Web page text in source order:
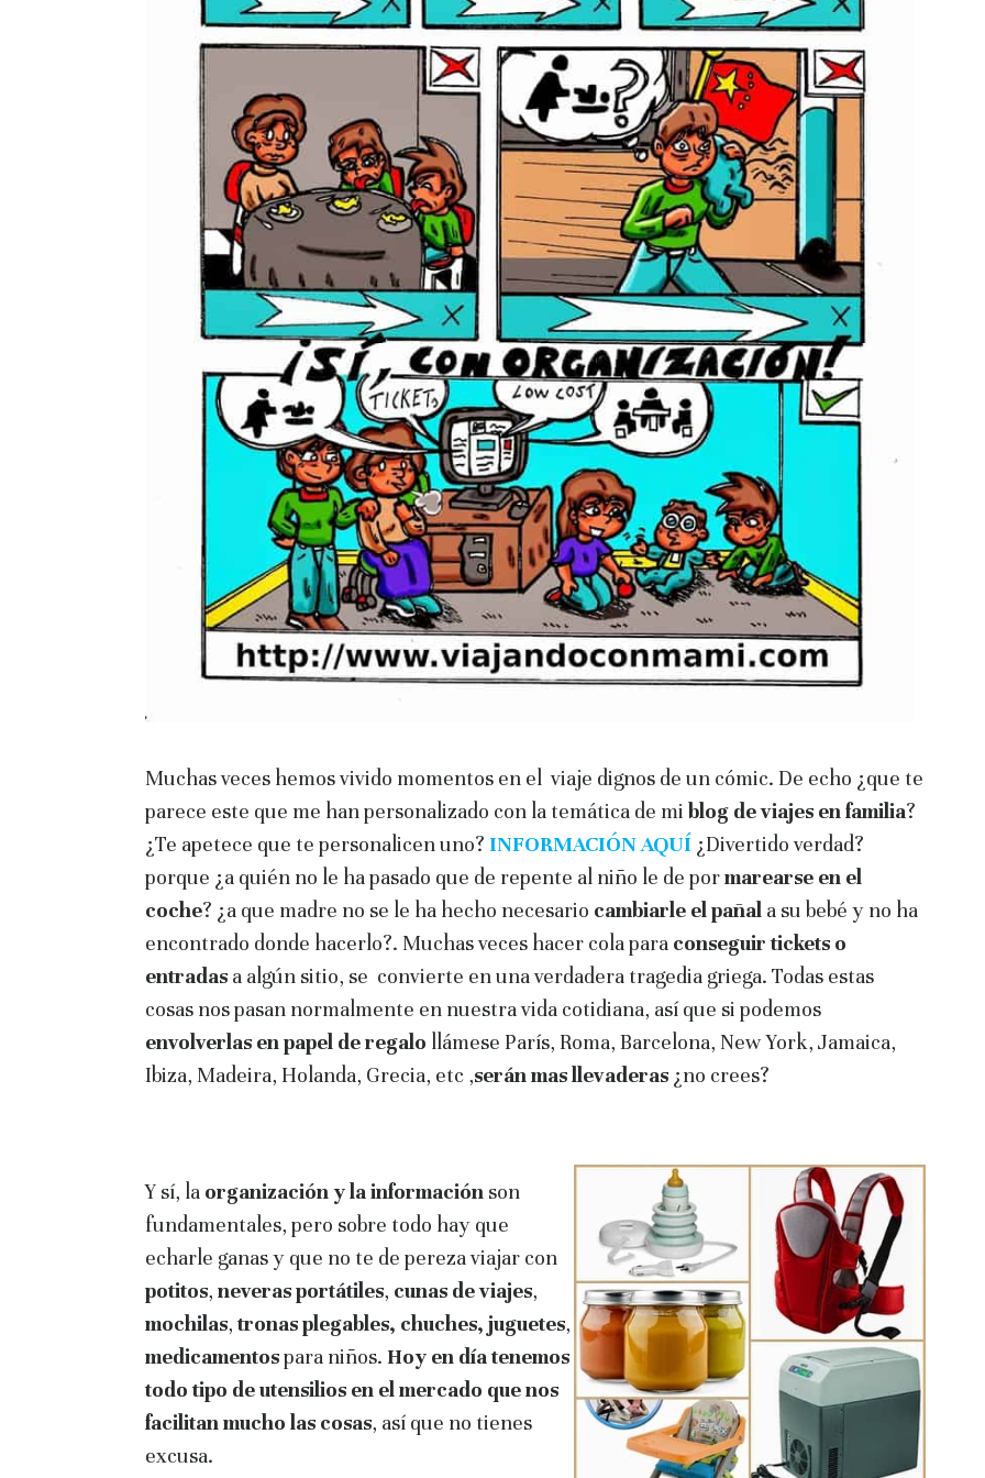
Muchas veces hemos vivido momentos en el viaje dignos de un cómic. De echo ¿que te
parece este que me han personalizado con la temática de mi blog de viajes en familia?
¿Te apetece que te personalicen uno? INFORMACIÓN AQUÍ ¿Divertido verdad?
porque ¿a quién no le ha pasado que de repente al niño le de pormarearse en el
coche? ¿a que madre no se le ha hecho necesario cambiarle el pañal a su bebé y no ha
encontrado donde hacerlo?. Muchas veces hacer cola para conseguir tickets o
entradas a algún sitio, se convierte en una verdadera tragedia griega. Todas estas
cosas nos pasan normalmente en nuestra vida cotidiana, así que si podemos
envolverlas en papel de regalo llámese París, Roma, Barcelona, New York, Jamaica,
Ibiza, Madeira, Holanda, Grecia, etc ,serán mas llevaderas ¿no crees?
Y sí, la organización y la información son
fundamentales, pero sobre todo hay que
echarle ganas y que no te de pereza viajar con
potitos, neveras portátiles, cunas de viajes,
mochilas,tronas plegables, chuches, juguetes,
medicamentospara niños. Hoy en día tenemos
todo tipo de utensilios en el mercado que nos
facilitan mucho las cosas, así que no tienes
excusa.